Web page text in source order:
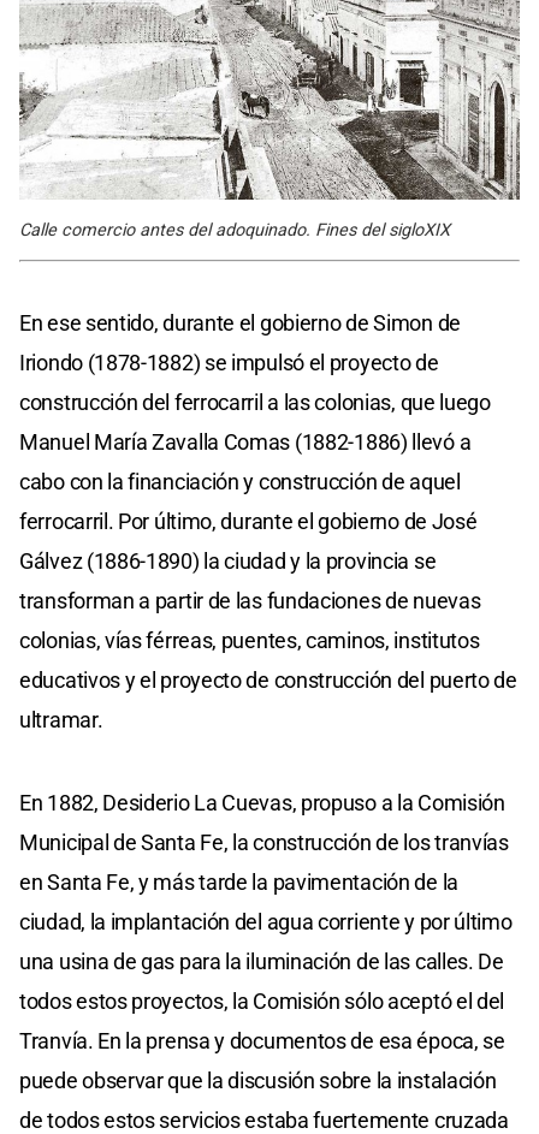
Calle comercio antes del adoquinado. Fines del sigloXIX
En ese sentido, durante el gobierno de Simon de
Iriondo (1878-1882) se impulsó el proyecto de
construcción del ferrocarril a las colonias, que luego
Manuel María Zavalla Comas (1882-1886) llevó a
cabo con la financiación y construcción de aquel
ferrocarril. Por último, durante el gobierno de José
Gálvez (1886-1890) la ciudad y la provincia se
transforman a partir de las fundaciones de nuevas
colonias, vías férreas, puentes, caminos, institutos
educativos y el proyecto de construcción del puerto de
ultramar.
En 1882, Desiderio La Cuevas, propuso a la Comisión
Municipal de Santa Fe, la construcción de los tranvías
en Santa Fe, y más tarde la pavimentación de la
ciudad, la implantación del agua corriente y por último
una usina de gas para la iluminación de las calles. De
todos estos proyectos, la Comisión sólo aceptó el del
Tranvía. En la prensa y documentos de esa época, se
puede observar que la discusión sobre la instalación
de todos estos servicios estaba fuertemente cruzada